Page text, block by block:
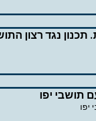
נגד רצון
תושבי יפו
יפו